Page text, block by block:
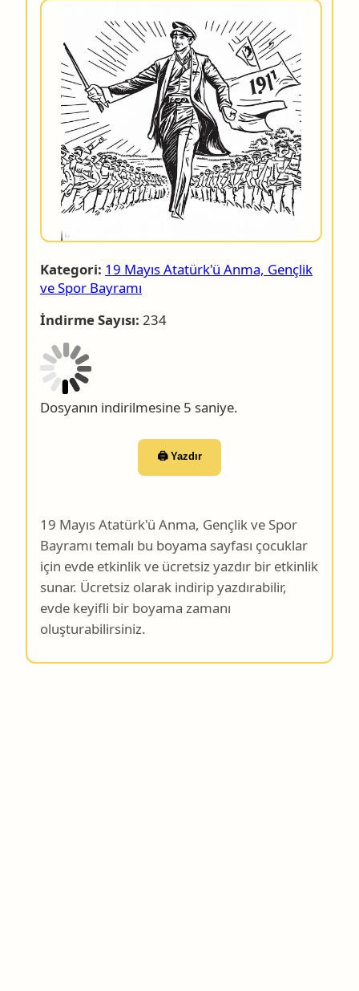
Kategori: 19 Mayıs Atatürk'ü Anma, Gençlik
ve Spor Bayramı
İndirme Sayısı: 234
Dosyanın indirilmesine 4 saniye.
için evde etkinlik ve ücretsiz yazdır bir etkinlik
sunar. Ücretsiz olarak indirip yazdırabilir,
evde keyifli bir boyama zamanı
oluşturabilirsiniz.